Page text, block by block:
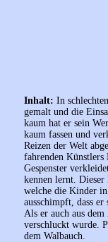
Inhalt: In
gemalt und die
kaum hat er sein
kaum fassen und
Reizen der Welt
fahrenden
Gespenster
kennen lernt.
welche die Kinder
ausschimpft, dass
Als er auch aus
verschluckt wurde.
dem Walbauch.